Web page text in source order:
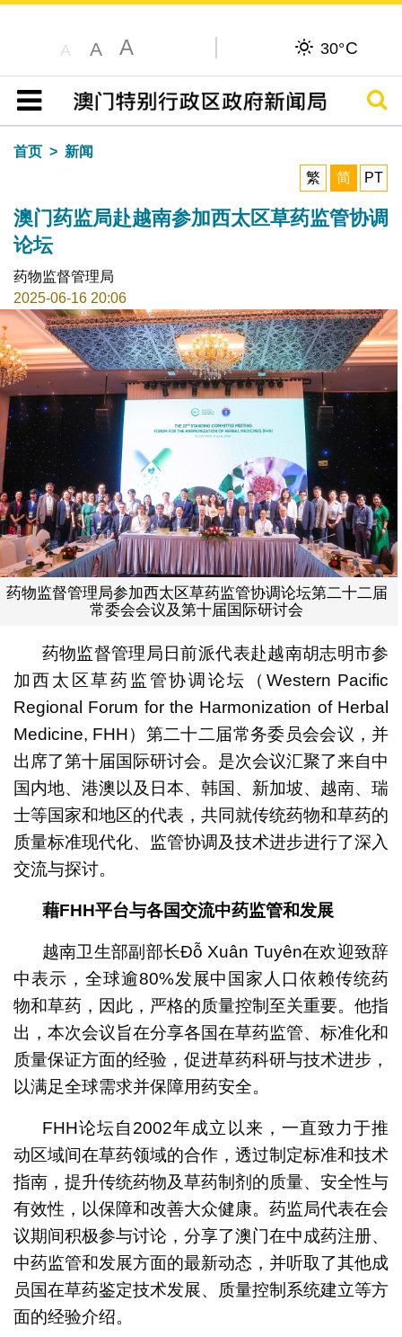
A A A 30°C
目录
搜寻
首页
新闻
繁
简 PT
澳门药监局赴越南参加西太区草药监管协调
论坛
药物监督管理局
2025-06-16 20:06
药物监督管理局参加西太区草药监管协调论坛第二十二届
常委会会议及第十届国际研讨会
药物监督管理局日前派代表赴越南胡志明市参
加西太区草药监管协调论坛（Western Pacific
Regional Forum for the Harmonization of Herbal
Medicine, FHH）第二十二届常务委员会会议，并
出席了第十届国际研讨会。是次会议汇聚了来自中
国内地、港澳以及日本、韩国、新加坡、越南、瑞
士等国家和地区的代表，共同就传统药物和草药的
质量标准现代化、监管协调及技术进步进行了深入
交流与探讨。
藉FHH平台与各国交流中药监管和发展
越南卫生部副部长Đỗ Xuân Tuyên在欢迎致辞
中表示，全球逾80%发展中国家人口依赖传统药
物和草药，因此，严格的质量控制至关重要。他指
出，本次会议旨在分享各国在草药监管、标准化和
质量保证方面的经验，促进草药科研与技术进步，
以满足全球需求并保障用药安全。
FHH论坛自2002年成立以来，一直致力于推
动区域间在草药领域的合作，透过制定标准和技术
指南，提升传统药物及草药制剂的质量、安全性与
有效性，以保障和改善大众健康。药监局代表在会
议期间积极参与讨论，分享了澳门在中成药注册、
中药监管和发展方面的最新动态，并听取了其他成
员国在草药鉴定技术发展、质量控制系统建立等方
面的经验介绍。